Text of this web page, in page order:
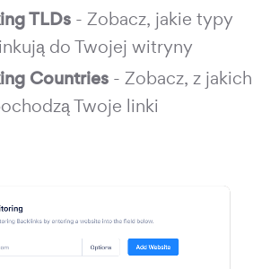
TLDs - Zobacz, jakie typy
do Twojej witryny
Countries - Zobacz, z jakich
Twoje linki